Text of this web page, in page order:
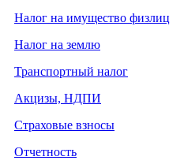
Налог на имущество физлиц
Налог на землю
Транспортный налог
Акцизы, НДПИ
Страховые взносы
Отчетность